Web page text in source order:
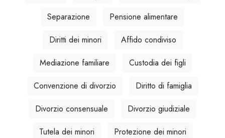
Separazione
Pensione alimentare
Diritti dei minori
Affido condiviso
Mediazione familiare
Custodia dei figli
Convenzione di divorzio
Diritto di famiglia
Divorzio consensuale
Divorzio giudiziale
Tutela dei minori
Protezione dei minori